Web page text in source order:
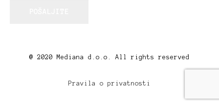
@ 2020 Mediana d.o.o. All rights reserved
Pravila o privatnosti